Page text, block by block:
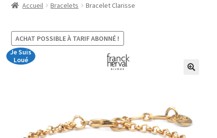
Les box
Mon compte
Accueil Bracelets Bracelet Clarisse
ACHAT POSSIBLE À TARIF ABONNÉ !
Je Suis
Loué